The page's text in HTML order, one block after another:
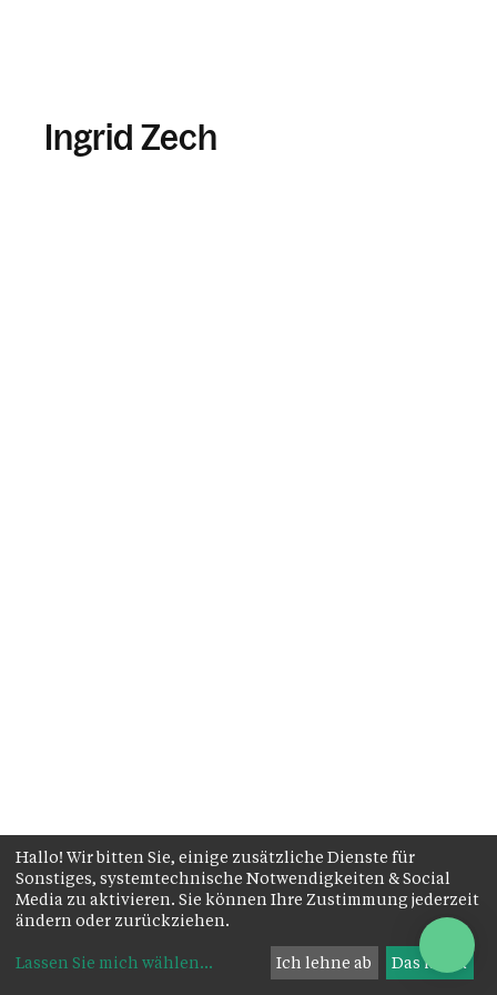
Ingrid Zech
Hallo! Wir bitten Sie, einige zusätzliche Dienste für
Sonstiges, systemtechnische Notwendigkeiten & Social
Media zu aktivieren. Sie können Ihre Zustimmung jederzeit
ändern oder zurückziehen.
Lassen Sie mich wählen... Ich lehne ab Das ist ok